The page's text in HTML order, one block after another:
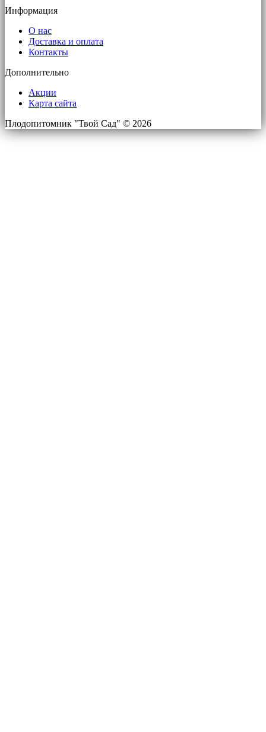
Информация
О нас
Доставка и оплата
Контакты
Дополнительно
Акции
Карта сайта
Плодопитомник "Твой Сад" © 2026